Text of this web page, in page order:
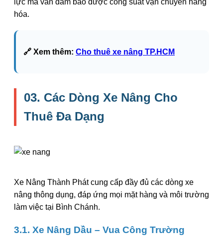
lực mà vẫn đảm bảo được công suất vận chuyển hàng
hóa.
🔗 Xem thêm: Cho thuê xe nâng TP.HCM
03. Các Dòng Xe Nâng Cho
Thuê Đa Dạng
Xe Nâng Thành Phát cung cấp đầy đủ các dòng xe
nâng thông dụng, đáp ứng mọi mặt hàng và môi trường
làm việc tại Bình Chánh.
3.1. Xe Nâng Dầu – Vua Công Trường